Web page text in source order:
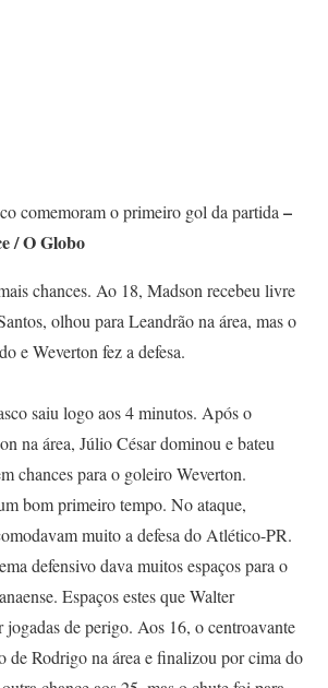
comemoram o primeiro gol da partida –
/ O Globo
chances. Ao 18, Madson recebeu livre
olhou para Leandrão na área, mas o
e Weverton fez a defesa.
saiu logo aos 4 minutos. Após o
na área, Júlio César dominou e bateu
chances para o goleiro Weverton.
bom primeiro tempo. No ataque,
muito a defesa do Atlético-PR.
defensivo dava muitos espaços para o
Espaços estes que Walter
jogadas de perigo. Aos 16, o centroavante
de Rodrigo na área e finalizou por cima do